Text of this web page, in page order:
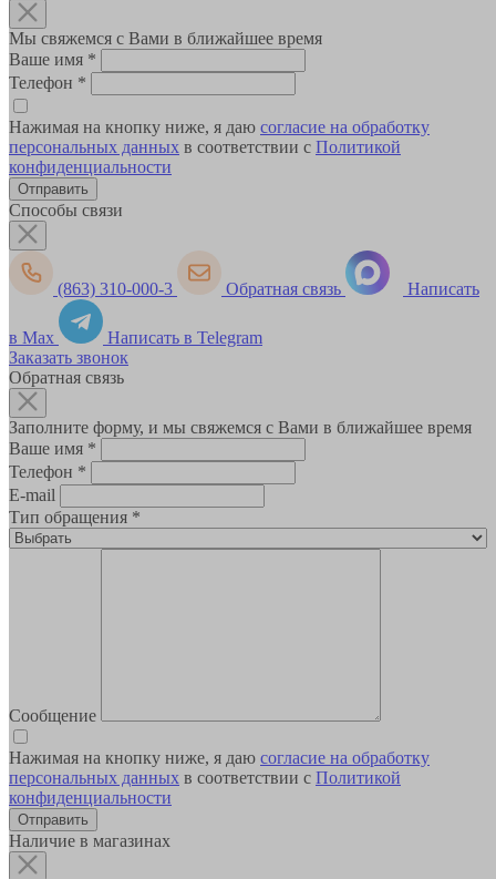
Мы свяжемся с Вами в ближайшее время
Ваше имя *
Телефон *
Нажимая на кнопку ниже, я даю согласие на обработку
персональных данных в соответствии с Политикой
конфиденциальности
Способы связи
(863) 310-000-3 Обратная связь Написать
в Max
Написать в Telegram
Заказать звонок
Обратная связь
Заполните форму, и мы свяжемся с Вами в ближайшее время
Ваше имя *
Телефон *
E-mail
Тип обращения *
Сообщение
Нажимая на кнопку ниже, я даю согласие на обработку
персональных данных в соответствии с Политикой
конфиденциальности
Наличие в магазинах